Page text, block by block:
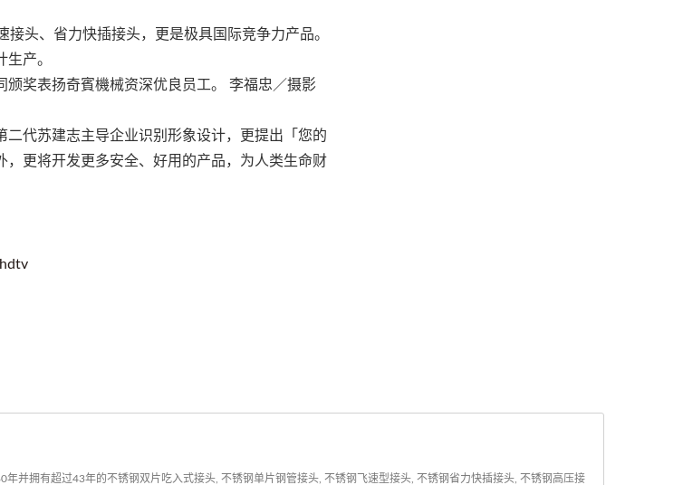
头、省力快插接头，更是极具国际竞争力产品。
产。
奖表扬奇賓機械资深优良员工。 李福忠／摄影
代苏建志主导企业识别形象设计，更提出「您的
更将开发更多安全、好用的产品，为人类生命财
并拥有超过43年的不锈钢双片吃入式接头, 不锈钢单片钢管接头, 不锈钢飞速型接头, 不锈钢省力快插接头, 不锈钢高压接